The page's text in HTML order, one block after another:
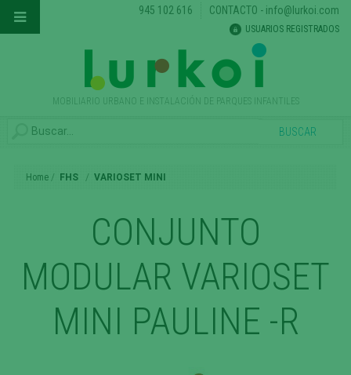
MOBILIARIO URBANO E INSTALACIÓN DE PARQUES INFANTILES
945 102 616 CONTACTO - info@lurkoi.com
USUARIOS REGISTRADOS
Home FHS VARIOSET MINI
CONJUNTO
MODULAR VARIOSET
MINI PAULINE -R